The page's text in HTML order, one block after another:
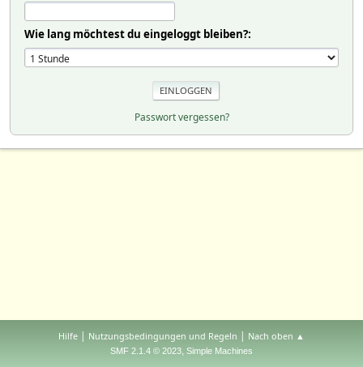
Wie lang möchtest du eingeloggt bleiben?:
Passwort vergessen?
Hilfe | Nutzungsbedingungen und Regeln | Nach oben ▲
SMF 2.1.4 © 2023, Simple Machines